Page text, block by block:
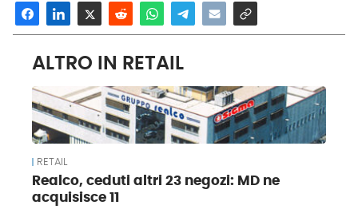
ALTRO IN RETAIL
RETAIL
Realco, ceduti altri 23 negozi: MD ne
acquisisce 11